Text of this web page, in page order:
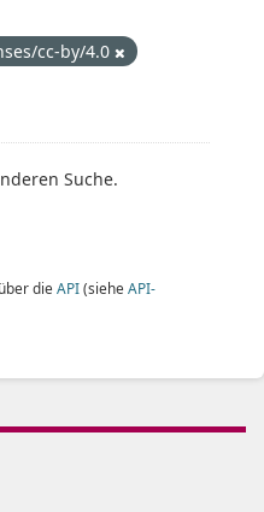
cc-by/4.0
Suche.
die API(siehe API-